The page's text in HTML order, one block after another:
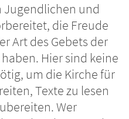
Jugendlichen und
die Freude
Art des Gebets der
Hier sind keine
um die Kirche für
Texte zu lesen
Wer